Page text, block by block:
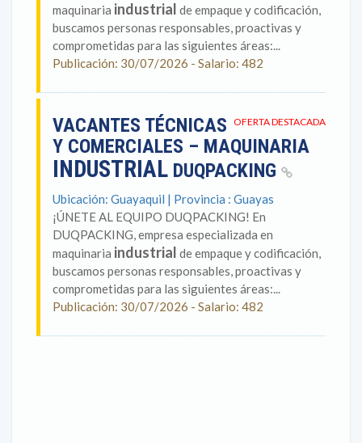
maquinaria industrial de empaque y codificación,
buscamos personas responsables, proactivas y
comprometidas para las siguientes áreas:...
Publicación: 30/07/2026 - Salario: 482
OFERTA DESTACADA
VACANTES TÉCNICAS
Y COMERCIALES – MAQUINARIA
INDUSTRIAL DUQPACKING
Ubicación: Guayaquil | Provincia : Guayas
¡ÚNETE AL EQUIPO DUQPACKING! En
DUQPACKING, empresa especializada en
maquinaria industrial de empaque y codificación,
buscamos personas responsables, proactivas y
comprometidas para las siguientes áreas:...
Publicación: 30/07/2026 - Salario: 482